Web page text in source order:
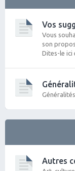
Vos
Vous
son
Dites-le ici
Autres